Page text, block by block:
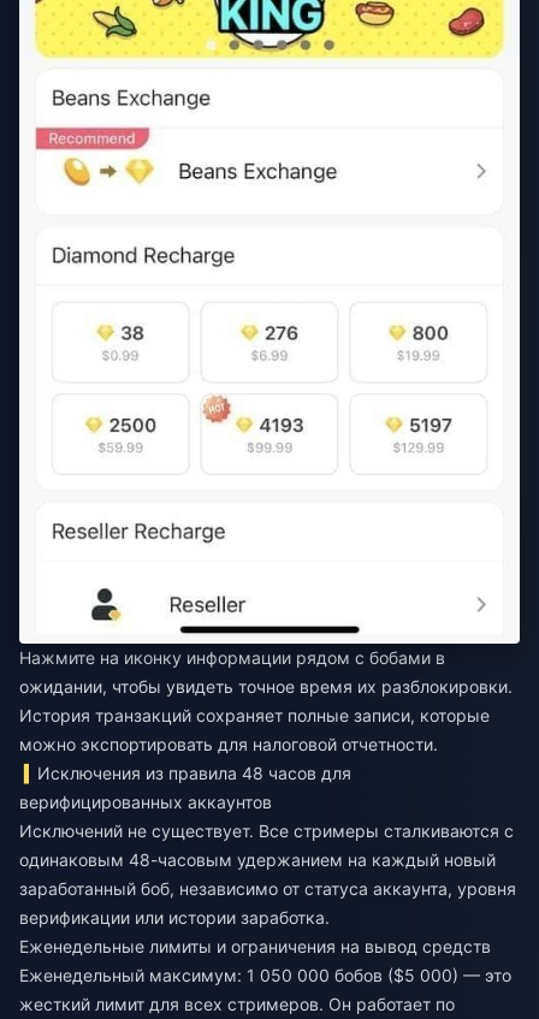
Нажмите на иконку информации рядом с бобами в
ожидании, чтобы увидеть точное время их разблокировки.
История транзакций сохраняет полные записи, которые
можно экспортировать для налоговой отчетности.
Исключения из правила 48 часов для
верифицированных аккаунтов
Исключений не существует. Все стримеры сталкиваются с
одинаковым 48-часовым удержанием на каждый новый
заработанный боб, независимо от статуса аккаунта, уровня
верификации или истории заработка.
Еженедельные лимиты и ограничения на вывод средств
Еженедельный максимум: 1 050 000 бобов ($5 000) — это
жесткий лимит для всех стримеров. Он работает по